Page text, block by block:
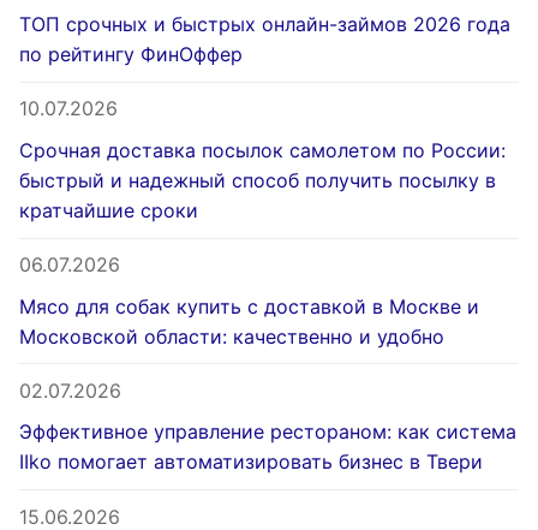
ТОП срочных и быстрых онлайн-займов 2026 года
по рейтингу ФинОффер
10.07.2026
Срочная доставка посылок самолетом по России:
быстрый и надежный способ получить посылку в
кратчайшие сроки
06.07.2026
Мясо для собак купить с доставкой в Москве и
Московской области: качественно и удобно
02.07.2026
Эффективное управление рестораном: как система
IIko помогает автоматизировать бизнес в Твери
15.06.2026